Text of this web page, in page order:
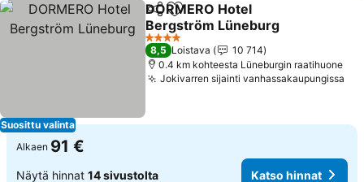
Suosittu valinta
Jaa Lisää suosikkeihin
DORMERO Hotel
Bergström Lüneburg
Katso hinnat
4 Tähtiluokitus
8,5 Loistava
10 714
0.4 km kohteesta Lüneburgin raatihuone
Jokivarren sijainti vanhassakaupungissa
Alkaen 91 €
Näytä hinnat 14 sivustolta Katso hinnat